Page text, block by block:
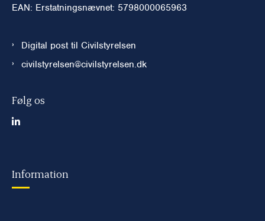
EAN: Erstatningsnævnet: 5798000065963
Digital post til Civilstyrelsen
civilstyrelsen@civilstyrelsen.dk
Følg os
Information